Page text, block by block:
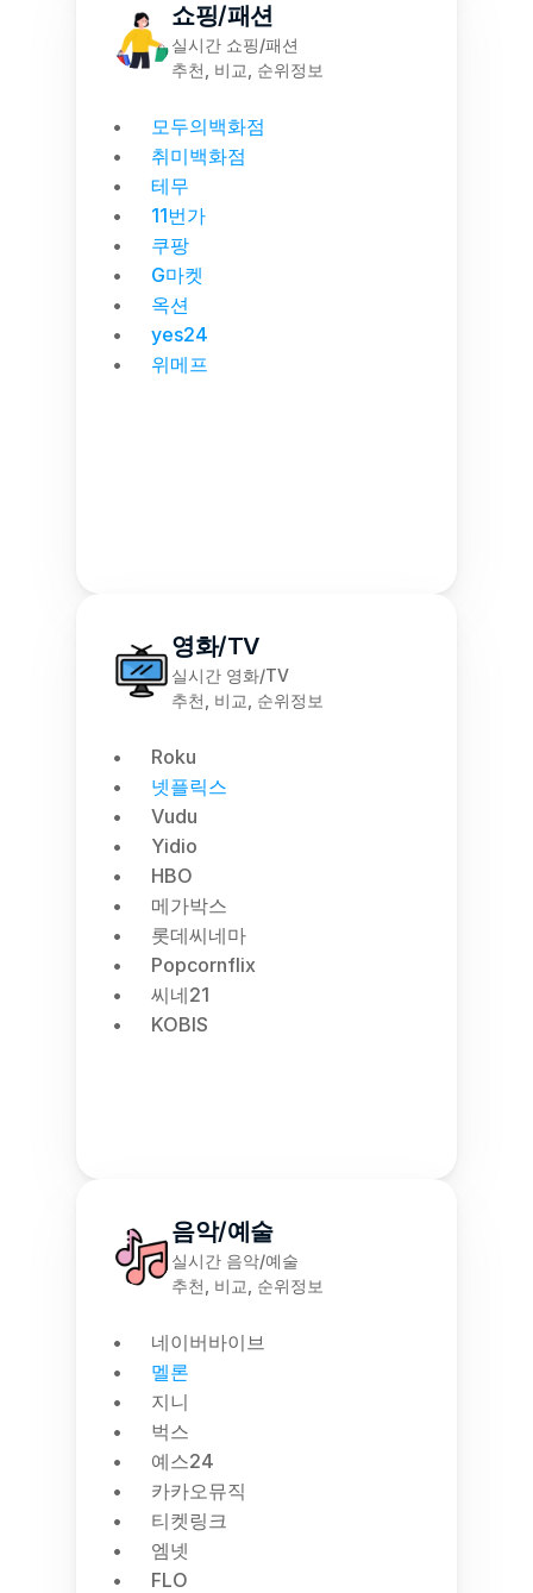
쇼핑/패션
실시간 쇼핑/패션
추천, 비교, 순위정보
모두의백화점
취미백화점
테무
11번가
쿠팡
G마켓
옥션
yes24
위메프
영화/TV
실시간 영화/TV
추천, 비교, 순위정보
Roku
넷플릭스
Vudu
Yidio
HBO
메가박스
롯데씨네마
Popcornflix
씨네21
KOBIS
음악/예술
실시간 음악/예술
추천, 비교, 순위정보
네이버바이브
멜론
지니
벅스
예스24
카카오뮤직
티켓링크
엠넷
FLO